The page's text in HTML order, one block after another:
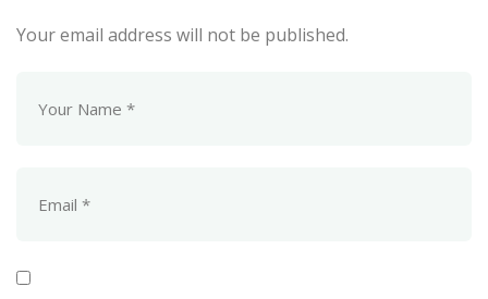
Your email address will not be published.